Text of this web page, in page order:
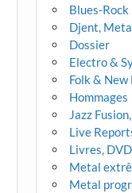
Blues-Rock
Djent,
Dossier
Electro &
Folk & New
Hommages
Jazz
Live
Livres,
Metal
Metal